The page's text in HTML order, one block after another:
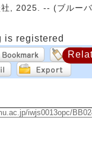
, 2025. -- (ブルー
is registered